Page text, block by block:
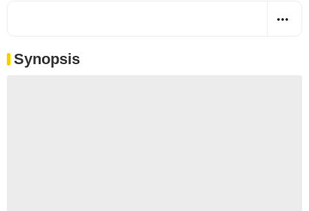
Synopsis